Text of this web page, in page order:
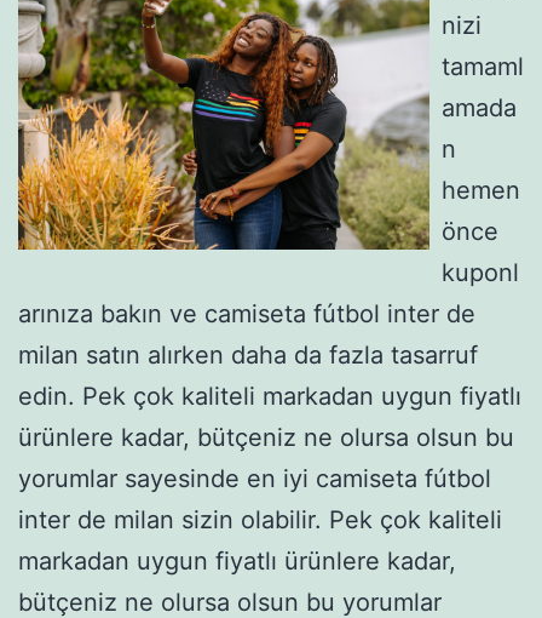
nizi
tamaml
amada
n
hemen
önce
kuponl
arınıza bakın ve camiseta fútbol inter de
milan satın alırken daha da fazla tasarruf
edin. Pek çok kaliteli markadan uygun fiyatlı
ürünlere kadar, bütçeniz ne olursa olsun bu
yorumlar sayesinde en iyi camiseta fútbol
inter de milan sizin olabilir. Pek çok kaliteli
markadan uygun fiyatlı ürünlere kadar,
bütçeniz ne olursa olsun bu yorumlar